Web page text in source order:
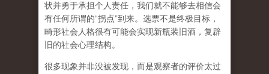
状并勇于承担个人责任，我们就不能够去相信会
有任何所谓的“拐点”到来。选票不是终极目标，
畸形社会人格很有可能会实现新瓶装旧酒，复辟
旧的社会心理结构。
很多现象并非没被发现，而是观察者的评价太过